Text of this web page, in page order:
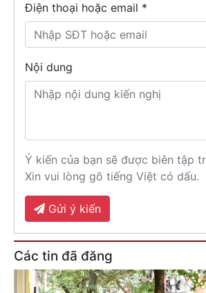
Điện thoại hoặc email *
Nội dung
Ý kiến của bạn sẽ được biên tập
Xin vui lòng gõ tiếng Việt có dấu.
Gửi ý kiến
Các tin đã đăng